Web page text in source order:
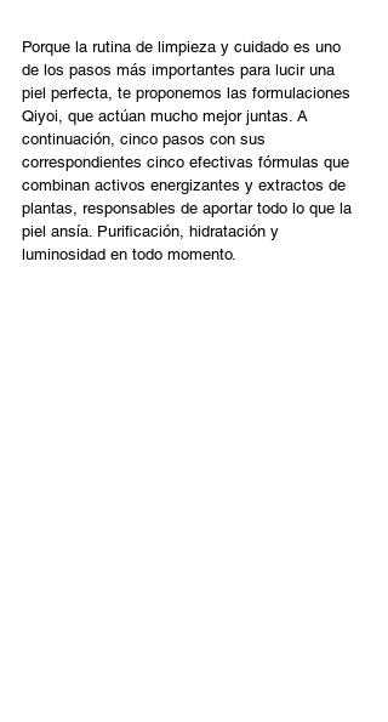
Porque la rutina de limpieza y cuidado es uno
de los pasos más importantes para lucir una
piel perfecta, te proponemos las formulaciones
Qiyoi, que actúan mucho mejor juntas. A
continuación, cinco pasos con sus
correspondientes cinco efectivas fórmulas que
combinan activos energizantes y extractos de
plantas, responsables de aportar todo lo que la
piel ansía. Purificación, hidratación y
luminosidad en todo momento.